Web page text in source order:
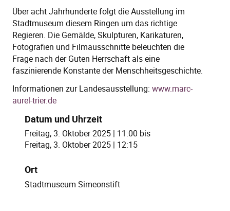
Über acht Jahrhunderte folgt die Ausstellung im
Stadtmuseum diesem Ringen um das richtige
Regieren. Die Gemälde, Skulpturen, Karikaturen,
Fotografien und Filmausschnitte beleuchten die
Frage nach der Guten Herrschaft als eine
faszinierende Konstante der Menschheitsgeschichte.
Informationen zur Landesausstellung: www.marc-
aurel-trier.de
Datum und Uhrzeit
Freitag, 3. Oktober 2025 | 11:00 bis
Freitag, 3. Oktober 2025 | 12:15
Ort
Stadtmuseum Simeonstift